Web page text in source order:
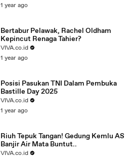
1 year ago
Bertabur Pelawak, Rachel Oldham
Kepincut Renaga Tahier?
VIVA.co.id
1 year ago
Posisi Pasukan TNI Dalam Pembuka
Bastille Day 2025
VIVA.co.id
1 year ago
Riuh Tepuk Tangan! Gedung Kemlu AS
Banjir Air Mata Buntut..
VIVA.co.id